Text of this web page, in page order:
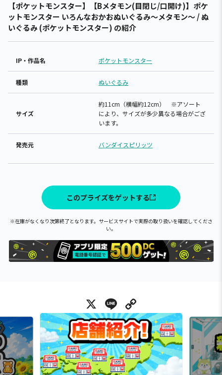
【ポケットモンスター】【Bメタモン(目閉じ/口開け)】ポケ
ットモンスター いろんなおかおぬいぐるみ～メタモン～ / ぬ
いぐるみ (ポケットモンスター) の紹介
IP・作品名 ポケットモンスター
種類 ぬいぐるみ
サイズ
約11cm（横幅約12cm） ※アソート
により、サイズが多少異なる場合がござ
います。
発売元 バンダイスピリッツ
このプライズをゲットする
※在庫がなくなり次第終了となります。サービスサイトで実際の取り扱いを確認してくださ
い。
X Line